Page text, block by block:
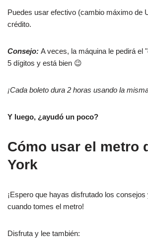
Puedes usar efectivo (cambio máximo de
crédito.
Consejo: A veces, la máquina le pedirá el
5 dígitos y está bien 😉
¡Cada boleto dura 2 horas usando la
Y luego, ¿ayudó un poco?
Cómo usar el metro
York
¡Espero que hayas disfrutado los
cuando tomes el metro!
Disfruta y lee también: